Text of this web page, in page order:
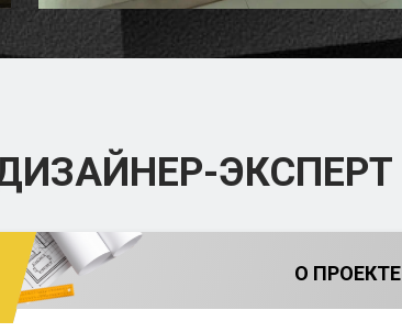
ЭКСПЕРТ
О ПРОЕКТЕ